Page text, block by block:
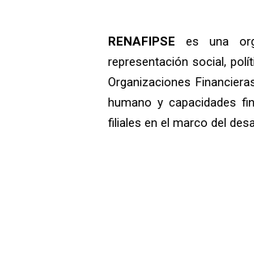
RENAFIPSE es una
representación social,
Organizaciones
humano y capacidades
filiales en el marco del